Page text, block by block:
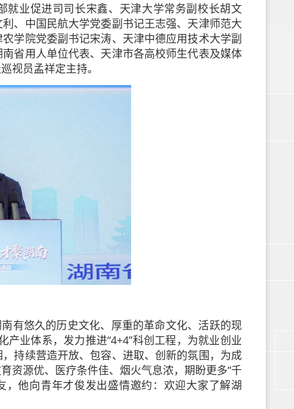
业促进司司长宋鑫、天津大学常务副校长胡文
、中国民航大学党委副书记王志强、天津师范大
学院党委副书记宋涛、天津中德应用技术大学副
省用人单位代表、天津市各高校师生代表及媒体
视员孟祥定主持。
有悠久的历史文化、厚重的革命文化、活跃的现
业体系，发力推进“4+4”科创工程，为就业创业
持续营造开放、包容、进取、创新的氛围，为成
资源优、医疗条件佳、烟火气息浓，期盼更多“千
，他向青年才俊发出盛情邀约：欢迎大家了解湖